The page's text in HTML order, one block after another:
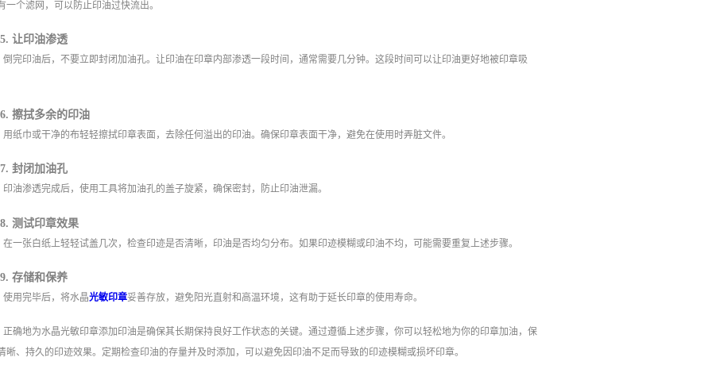
一个滤网，可以防止印油过快流出。
5. 让印油渗透
倒完印油后，不要立即封闭加油孔。让印油在印章内部渗透一段时间，通常需要几分钟。这段时间可以让印油更好地被印章吸
6. 擦拭多余的印油
用纸巾或干净的布轻轻擦拭印章表面，去除任何溢出的印油。确保印章表面干净，避免在使用时弄脏文件。
7. 封闭加油孔
印油渗透完成后，使用工具将加油孔的盖子旋紧，确保密封，防止印油泄漏。
8. 测试印章效果
在一张白纸上轻轻试盖几次，检查印迹是否清晰，印油是否均匀分布。如果印迹模糊或印油不均，可能需要重复上述步骤。
9. 存储和保养
使用完毕后，将水晶光敏印章妥善存放，避免阳光直射和高温环境，这有助于延长印章的使用寿命。
正确地为水晶光敏印章添加印油是确保其长期保持良好工作状态的关键。通过遵循上述步骤，你可以轻松地为你的印章加油，保
晰、持久的印迹效果。定期检查印油的存量并及时添加，可以避免因印油不足而导致的印迹模糊或损坏印章。